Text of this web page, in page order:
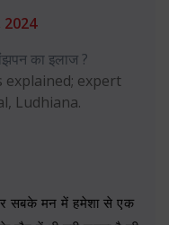
expert
Ludhiana.
सबके मन में हमेशा से एक